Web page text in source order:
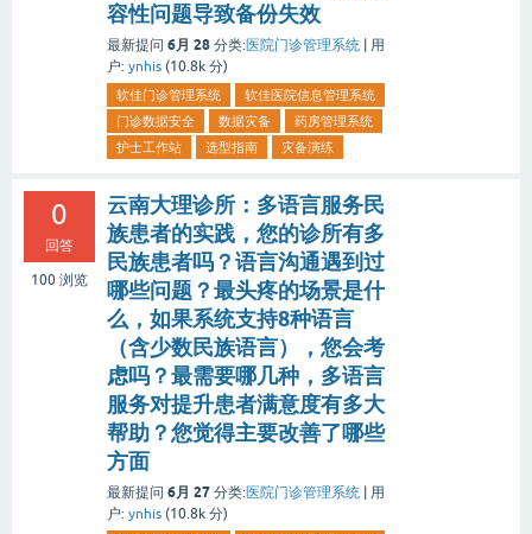
容性问题导致备份失效
最新提问 6月 28 分类:医院门诊管理系统
用
户: ynhis (10.8k 分)
软佳门诊管理系统
软佳医院信息管理系统
门诊数据安全
数据灾备
药房管理系统
护士工作站
选型指南 灾备演练
0
回答
100 浏览
云南大理诊所：多语言服务民
族患者的实践，您的诊所有多
民族患者吗？语言沟通遇到过
哪些问题？最头疼的场景是什
么，如果系统支持8种语言
（含少数民族语言），您会考
虑吗？最需要哪几种，多语言
服务对提升患者满意度有多大
帮助？您觉得主要改善了哪些
方面
最新提问 6月 27 分类:医院门诊管理系统
用
户: ynhis (10.8k 分)